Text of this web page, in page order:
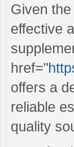
Given
effective
href="
offers a
reliable
quality